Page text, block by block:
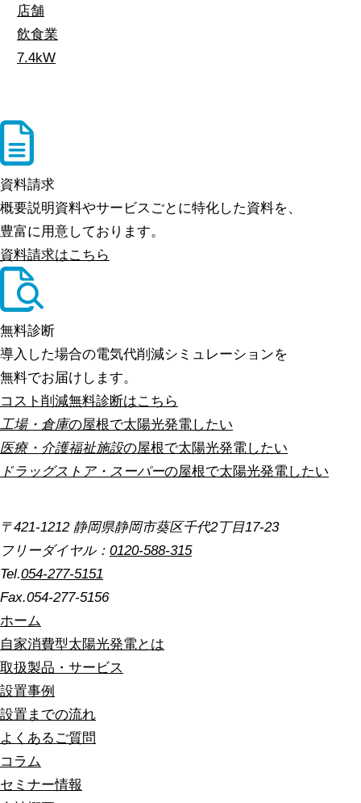
店舗
飲食業
7.4kW
資料請求
概要説明資料やサービスごとに特化した資料を、
豊富に用意しております。
資料請求はこちら
無料診断
導入した場合の電気代削減シミュレーションを
無料でお届けします。
コスト削減無料診断はこちら
工場・倉庫の屋根で太陽光発電したい
医療・介護福祉施設の屋根で太陽光発電したい
ドラッグストア・スーパーの屋根で太陽光発電したい
〒421-1212 静岡県静岡市葵区千代2丁目17-23
フリーダイヤル： 0120-588-315
Tel.054-277-5151
Fax.054-277-5156
ホーム
自家消費型太陽光発電とは
取扱製品・サービス
設置事例
設置までの流れ
よくあるご質問
コラム
セミナー情報